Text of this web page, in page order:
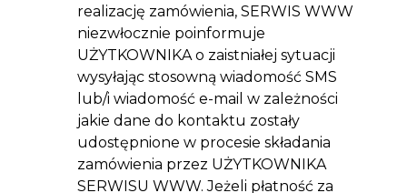
realizację zamówienia, SERWIS WWW
niezwłocznie poinformuje
UŻYTKOWNIKA o zaistniałej sytuacji
wysyłając stosowną wiadomość SMS
lub/i wiadomość e-mail w zależności
jakie dane do kontaktu zostały
udostępnione w procesie składania
zamówienia przez UŻYTKOWNIKA
SERWISU WWW. Jeżeli płatność za